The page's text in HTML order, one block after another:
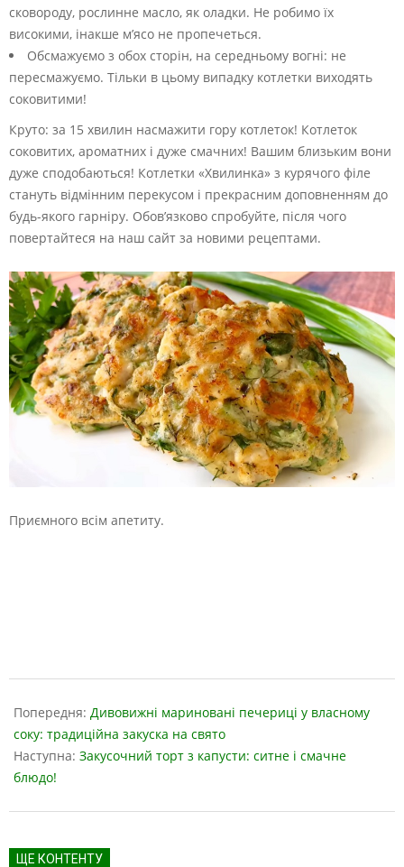
сковороду, рослинне масло, як оладки. Не робимо їх
високими, інакше м’ясо не пропечеться.
Обсмажуємо з обох сторін, на середньому вогні: не
пересмажуємо. Тільки в цьому випадку котлетки виходять
соковитими!
Круто: за 15 хвилин насмажити гору котлеток! Котлеток
соковитих, ароматних і дуже смачних! Вашим близьким вони
дуже сподобаються! Котлетки «Хвилинка» з курячого філе
стануть відмінним перекусом і прекрасним доповненням до
будь-якого гарніру. Обов’язково спробуйте, після чого
повертайтеся на наш сайт за новими рецептами.
Приємного всім апетиту.
04-
26
Попередня: Дивовижні мариновані печериці у власному
соку: традиційна закуска на свято
Наступна: Закусочний торт з капусти: ситне і смачне
блюдо!
ЩЕ КОНТЕНТУ